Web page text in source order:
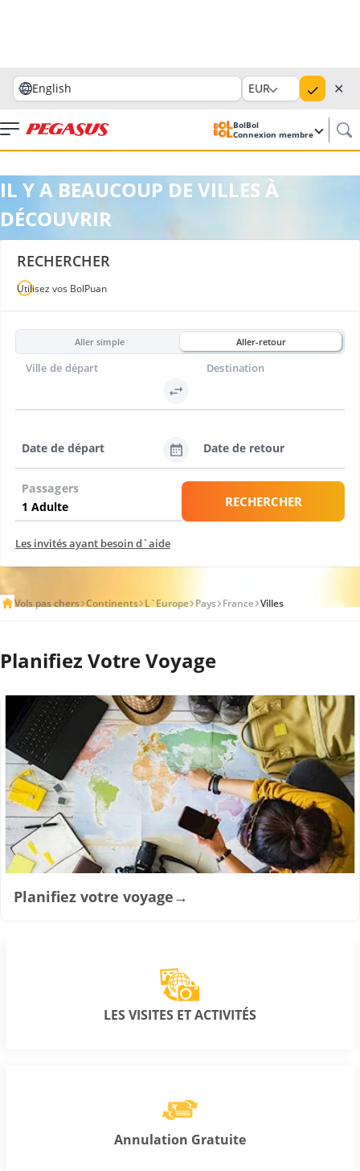
English EUR ✕
BolBol
Connexion membre
IL Y A BEAUCOUP DE VILLES À
DÉCOUVRIR
RECHERCHER
Utilisez vos BolPuan
Aller simple Aller-retour
Ville de départ Destination
Date de départ Date de retour
Passagers
RECHERCHER
Les invités ayant besoin d`aide
Vols pas chers Continents L`Europe Pays France Villes
Planifiez Votre Voyage
Planifiez votre voyage→
LES VISITES ET ACTIVITÉS
Annulation Gratuite